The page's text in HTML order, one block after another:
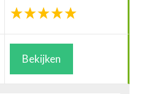
Bekijken